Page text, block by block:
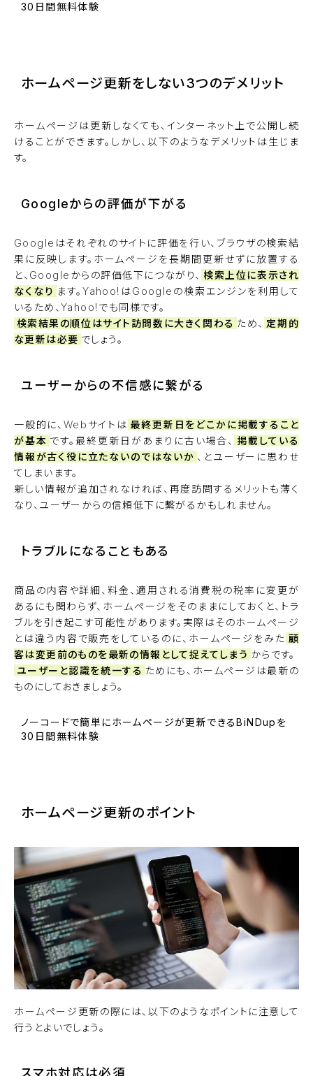
30日間無料体験
ホームページ更新をしない3つのデメリット
ホームページは更新しなくても、インターネット上で公開し続
けることができます。しかし、以下のようなデメリットは生じま
す。
Googleからの評価が下がる
Googleはそれぞれのサイトに評価を行い、ブラウザの検索結
果に反映します。ホームページを長期間更新せずに放置する
と、Googleからの評価低下につながり、 検索上位に表示され
なくなり ます。Yahoo!はGoogleの検索エンジンを利用して
いるため、Yahoo!でも同様です。
検索結果の順位はサイト訪問数に大きく関わる ため、 定期的
な更新は必要 でしょう。
ユーザーからの不信感に繋がる
一般的に、Webサイトは 最終更新日をどこかに掲載すること
が基本 です。最終更新日があまりに古い場合、 掲載している
情報が古く役に立たないのではないか 、とユーザーに思わせ
てしまいます。
新しい情報が追加されなければ、再度訪問するメリットも薄く
なり、ユーザーからの信頼低下に繫がるかもしれません。
トラブルになることもある
商品の内容や詳細、料金、適用される消費税の税率に変更が
あるにも関わらず、ホームページをそのままにしておくと、トラ
ブルを引き起こす可能性があります。実際はそのホームページ
とは違う内容で販売をしているのに、ホームページをみた 顧
客は変更前のものを最新の情報として捉えてしまう からです。
ユーザーと認識を統一する ためにも、ホームページは最新の
ものにしておきましょう。
ノーコードで簡単にホームページが更新できるBiNDupを
30日間無料体験
ホームページ更新のポイント
ホームページ更新の際には、以下のようなポイントに注意して
行うとよいでしょう。